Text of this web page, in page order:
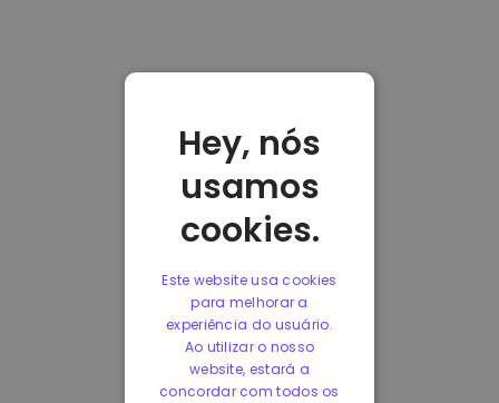
Hey, nós
usamos
cookies.
Este website usa cookies
para melhorar a
experiência do usuário.
Ao utilizar o nosso
website, estará a
concordar com todos os